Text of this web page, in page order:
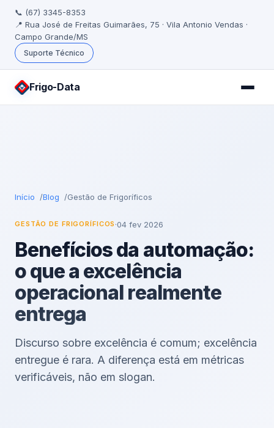
📞 (67) 3345-8353
📍 Rua José de Freitas Guimarães, 75 · Vila Antonio Vendas ·
Campo Grande/MS
Suporte Técnico
Frigo-Data
Início Blog Gestão de Frigoríficos
GESTÃO DE FRIGORÍFICOS ·04 fev 2026
Benefícios da automação:
o que a excelência
operacional realmente
entrega
Discurso sobre excelência é comum; excelência
entregue é rara. A diferença está em métricas
verificáveis, não em slogan.